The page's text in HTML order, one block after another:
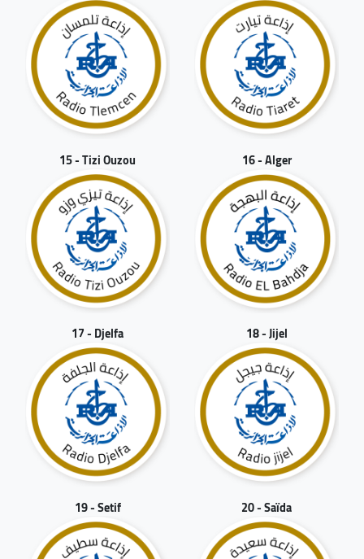
15 - Tizi Ouzou 16 - Alger
17 - Djelfa 18 - Jijel
19 - Setif 20 - Saïda